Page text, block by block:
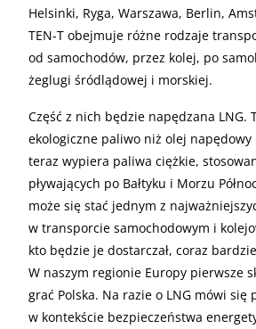
Helsinki, Ryga, Warszawa, Berlin,
TEN-T obejmuje różne rodzaje
od samochodów, przez kolej, po
żeglugi śródlądowej i morskiej.
Część z nich będzie napędzana LNG.
ekologiczne paliwo niż olej napędowy
teraz wypiera paliwa ciężkie,
pływających po Bałtyku i Morzu
może się stać jednym z
w transporcie samochodowym i
kto będzie je dostarczał, coraz
W naszym regionie Europy pierwsze
grać Polska. Na razie o LNG mówi się
w kontekście bezpieczeństwa